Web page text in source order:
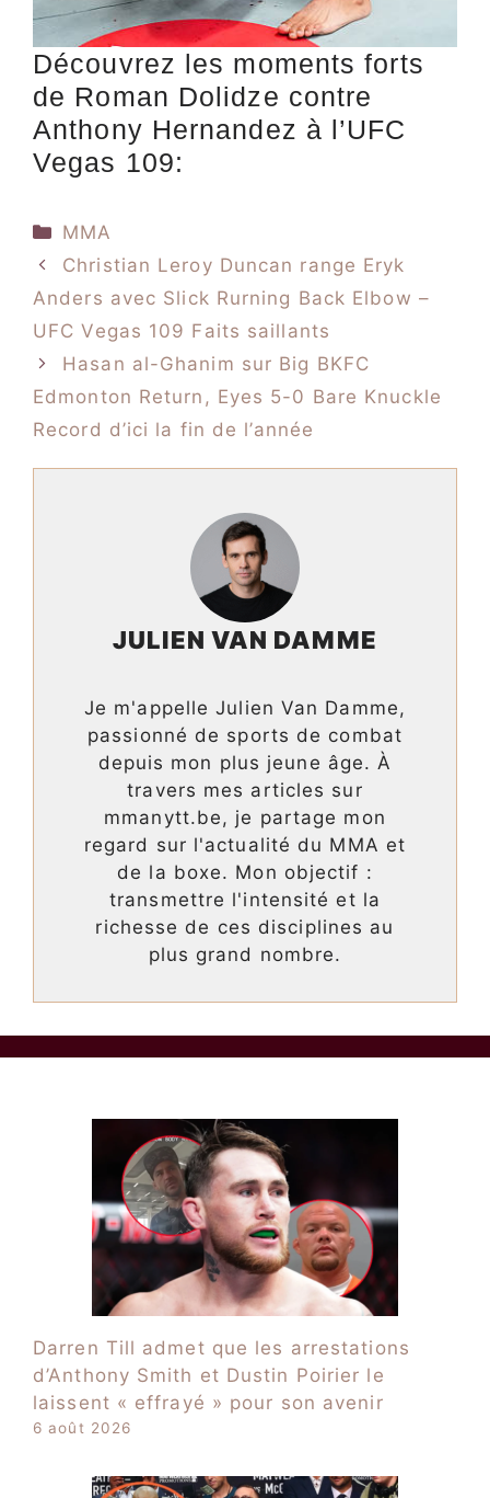
Découvrez les moments forts
de Roman Dolidze contre
Anthony Hernandez à l’UFC
Vegas 109:
Catégories
MMA
Christian Leroy Duncan range Eryk
Anders avec Slick Rurning Back Elbow –
UFC Vegas 109 Faits saillants
Hasan al-Ghanim sur Big BKFC
Edmonton Return, Eyes 5-0 Bare Knuckle
Record d’ici la fin de l’année
JULIEN VAN DAMME
Je m'appelle Julien Van Damme,
passionné de sports de combat
depuis mon plus jeune âge. À
travers mes articles sur
mmanytt.be, je partage mon
regard sur l'actualité du MMA et
de la boxe. Mon objectif :
transmettre l'intensité et la
richesse de ces disciplines au
plus grand nombre.
Darren Till admet que les arrestations
d’Anthony Smith et Dustin Poirier le
laissent « effrayé » pour son avenir
6 août 2026